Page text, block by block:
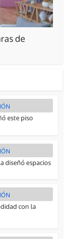
de
este piso
diseñó espacios
con la